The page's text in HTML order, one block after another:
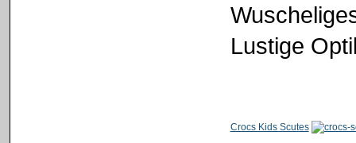
Lustige
Crocs Kids Scutes